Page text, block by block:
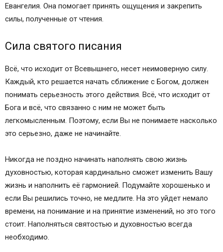
Евангелия. Она помогает принять ощущения и закрепить
силы, полученные от чтения.
Сила святого писания
Всё, что исходит от Всевышнего, несет неимоверную силу.
Каждый, кто решается начать сближение с Богом, должен
понимать серьезность этого действия. Всё, что исходит от
Бога и всё, что связанно с ним не может быть
легкомысленным. Поэтому, если Вы не понимаете насколько
это серьезно, даже не начинайте.
Никогда не поздно начинать наполнять свою жизнь
духовностью, которая кардинально сможет изменить Вашу
жизнь и наполнить её гармонией. Подумайте хорошенько и
если Вы решились точно, не медлите. На это уйдет немало
времени, на понимание и на принятие изменений, но это того
стоит. Наполняться святостью и духовностью всегда
необходимо.